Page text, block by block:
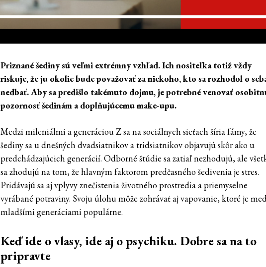
Priznané šediny sú veľmi extrémny vzhľad. Ich nositeľka totiž vždy
riskuje, že ju okolie bude považovať za niekoho, kto sa rozhodol o
nedbať. Aby sa predišlo takémuto dojmu, je potrebné venovať
pozornosť šedinám a doplňujúcemu make-upu.
Medzi mileniálmi a generáciou Z sa na sociálnych sieťach šíria fámy, že
šediny sa u dnešných dvadsiatnikov a tridsiatnikov objavujú skôr ako u
predchádzajúcich generácií. Odborné štúdie sa zatiaľ nezhodujú, ale
sa zhodujú na tom, že hlavným faktorom predčasného šedivenia je stres.
Pridávajú sa aj vplyvy znečistenia životného prostredia a priemyselne
vyrábané potraviny. Svoju úlohu môže zohrávať aj vapovanie, ktoré je
mladšími generáciami populárne.
Keď ide o vlasy, ide aj o psychiku. Dobre sa na to
pripravte